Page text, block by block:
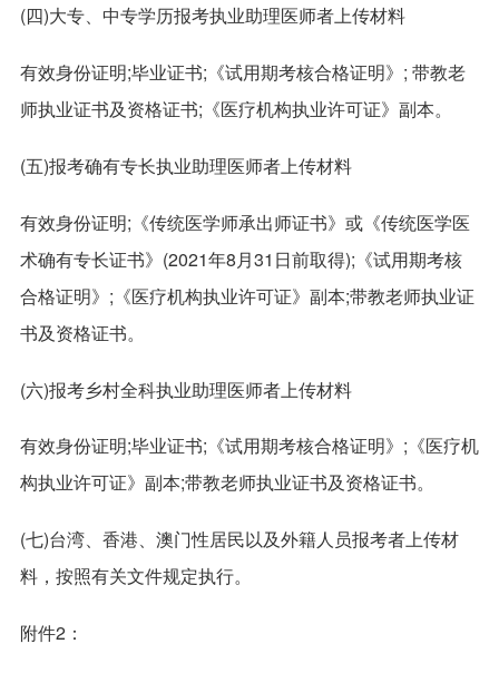
(四)大专、中专学历报考执业助理医师者上传材料
有效身份证明;毕业证书;《试用期考核合格证明》; 带教老
师执业证书及资格证书;《医疗机构执业许可证》副本。
(五)报考确有专长执业助理医师者上传材料
有效身份证明;《传统医学师承出师证书》或《传统医学医
术确有专长证书》(2021年8月31日前取得);《试用期考核
合格证明》;《医疗机构执业许可证》副本;带教老师执业证
书及资格证书。
(六)报考乡村全科执业助理医师者上传材料
有效身份证明;毕业证书;《试用期考核合格证明》;《医疗机
构执业许可证》副本;带教老师执业证书及资格证书。
(七)台湾、香港、澳门性居民以及外籍人员报考者上传材
料，按照有关文件规定执行。
附件2：